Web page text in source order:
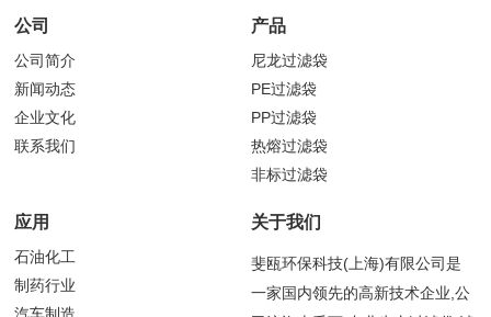
公司
公司简介
新闻动态
企业文化
联系我们
产品
尼龙过滤袋
PE过滤袋
PP过滤袋
热熔过滤袋
非标过滤袋
应用
石油化工
制药行业
关于我们
斐瓯环保科技(上海)有限公司是
一家国内领先的高新技术企业,公